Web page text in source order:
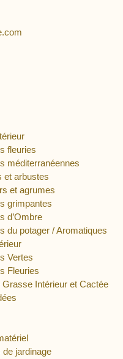
fleuries
méditerranéennes
et arbustes
et agrumes
grimpantes
d’Ombre
du potager / Aromatiques
Vertes
Fleuries
Grasse Intérieur et Cactée
jardinage